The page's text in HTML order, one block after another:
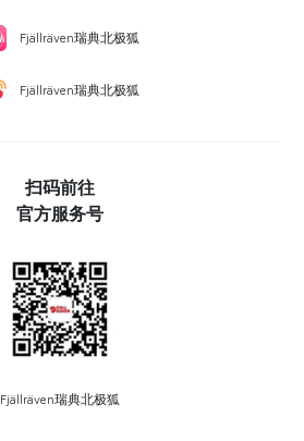
Fjällräven瑞典北极狐
Fjällräven瑞典北极狐
扫码前往
官方服务号
Fjällräven瑞典北极狐